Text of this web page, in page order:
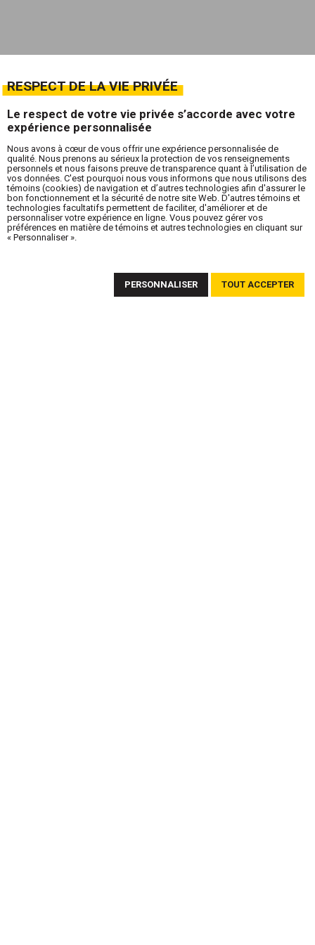
RESPECT DE LA VIE PRIVÉE
Le respect de votre vie privée s’accorde avec votre
expérience personnalisée
Nous avons à cœur de vous offrir une expérience personnalisée de
qualité. Nous prenons au sérieux la protection de vos renseignements
personnels et nous faisons preuve de transparence quant à l’utilisation de
vos données. C'est pourquoi nous vous informons que nous utilisons des
témoins (cookies) de navigation et d’autres technologies afin d'assurer le
bon fonctionnement et la sécurité de notre site Web. D'autres témoins et
technologies facultatifs permettent de faciliter, d'améliorer et de
personnaliser votre expérience en ligne. Vous pouvez gérer vos
préférences en matière de témoins et autres technologies en cliquant sur
« Personnaliser ».